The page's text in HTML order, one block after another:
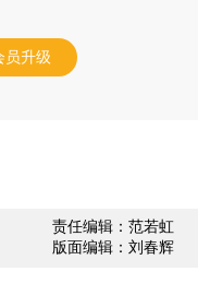
员升级
责任编辑：范若虹
版面编辑：刘春辉